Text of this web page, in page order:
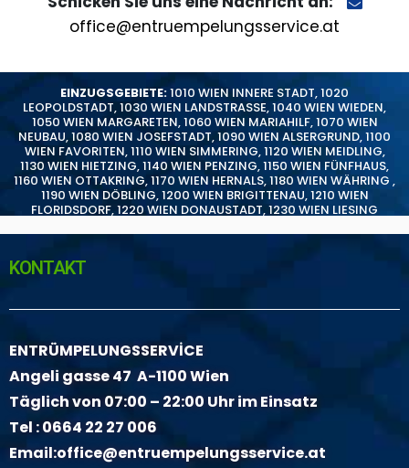
office@entruempelungsservice.at
EINZUGSGEBIETE:1010 WIEN INNERE STADT,1020
LEOPOLDSTADT,1030 WIEN LANDSTRASSE,1040 WIEN WIEDEN,
1050 WIEN MARGARETEN,1060 WIEN MARIAHILF,1070 WIEN
NEUBAU,1080 WIEN JOSEFSTADT,1090 WIEN ALSERGRUND,1100
WIEN FAVORITEN,1110 WIEN SIMMERING,1120 WIEN MEIDLING,
1130 WIEN HIETZING,1140 WIEN PENZING,1150 WIEN FÜNFHAUS,
1160 WIEN OTTAKRING,1170 WIEN HERNALS,1180 WIEN WÄHRING ,
1190 WIEN DÖBLING,1200 WIEN BRIGITTENAU,1210 WIEN
FLORIDSDORF,1220 WIEN DONAUSTADT,1230 WIEN LIESING
KONTAKT
ENTRÜMPELUNGSSERVİCE
Angeli gasse 47 A-1100 Wien
Täglich von 07:00 – 22:00 Uhr im Einsatz
Tel :0664 22 27 006
Email:office@entruempelungsservice.at